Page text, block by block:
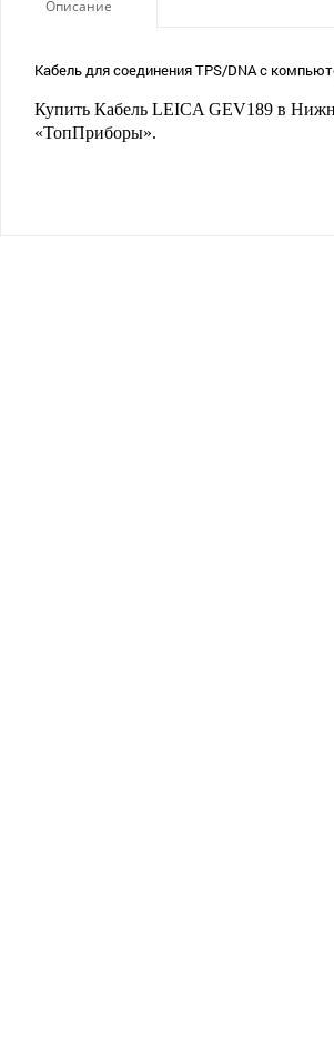
Описание
Кабель для соединения TPS/DNA с
Купить Кабель LEICA GEV189 в
«ТопПриборы».